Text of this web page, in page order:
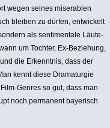
wegen seines mise­ra­blen
bleiben zu dürfen, entwi­ckelt
als senti­men­tale Läute­
um Tochter, Ex-Beziehung,
die Erkenntnis, dass der
kennt diese Drama­turgie
Genres so gut, dass man
noch permanent bayerisch